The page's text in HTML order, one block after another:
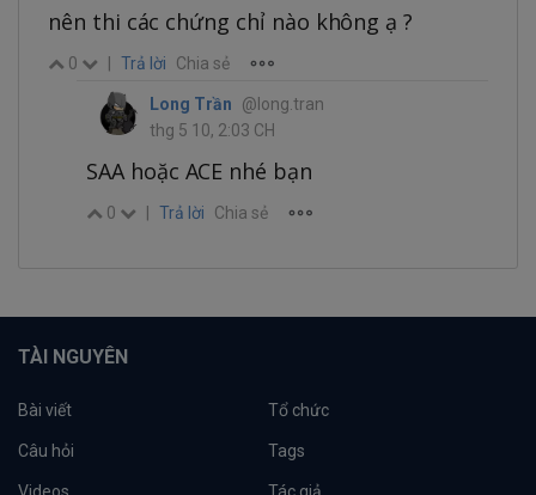
nên thi các chứng chỉ nào không ạ ?
0 Trả lời Chia sẻ
Long Trần
@long.tran
thg 5 10, 2:03 CH
SAA hoặc ACE nhé bạn
0 Trả lời Chia sẻ
TÀI NGUYÊN
Bài viết Tổ chức
Câu hỏi Tags